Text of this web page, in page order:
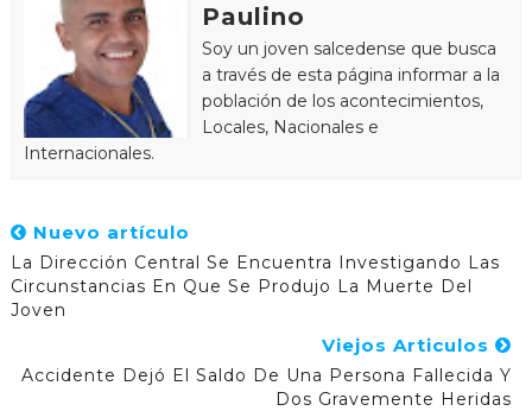
Paulino
Soy un joven salcedense que busca
a través de esta página informar a la
población de los acontecimientos,
Locales, Nacionales e
Internacionales.
Nuevo artículo
La Dirección Central Se Encuentra Investigando Las
Circunstancias En Que Se Produjo La Muerte Del
Joven
Viejos Articulos
Accidente Dejó El Saldo De Una Persona Fallecida Y
Dos Gravemente Heridas